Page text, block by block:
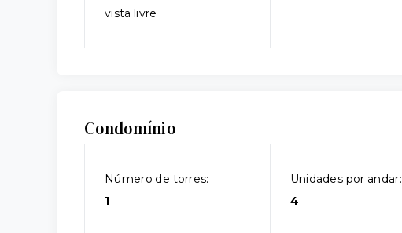
vista livre
Condomínio
Número de torres:
1
Unidades por andar:
4